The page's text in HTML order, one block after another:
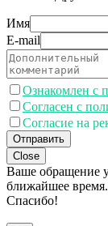
Имя
E-mail
Ознакомлен с
Согласен с
Согласие на
Отправить
Close
Ваше обращение
ближайшее время.
Спасибо!